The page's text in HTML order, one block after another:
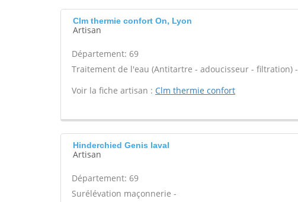
Clm thermie confort On, Lyon
Artisan
Département: 69
Traitement de l'eau (Antitartre - adoucisseur - filtration) -
Voir la fiche artisan : Clm thermie confort
Hinderchied Genis laval
Artisan
Département: 69
Surélévation maçonnerie -